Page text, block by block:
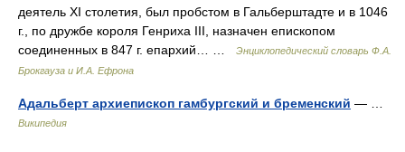
деятель ХI столетия, был пробстом в Гальберштадте и в 1046
г., по дружбе короля Генриха III, назначен епископом
соединенных в 847 г. епархий… …
Энциклопедический словарь Ф.А.
Брокгауза и И.А. Ефрона
Адальберт архиепископ гамбургский и бременский — …
Википедия